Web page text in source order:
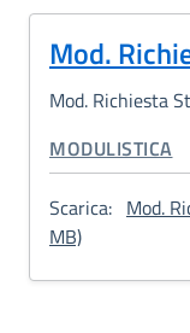
Mod.
Mod. Richiesta
CATEGORIA
MODULISTICA
Scarica: Mod.
MB): Mod.